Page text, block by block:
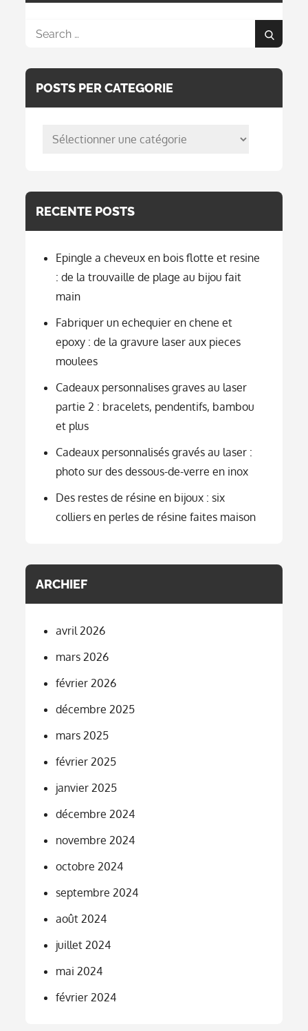
Search
Search
POSTS PER CATEGORIE
posts
RECENTE POSTS
Epingle a cheveux en bois flotte et resine
: de la trouvaille de plage au bijou fait
main
Fabriquer un echequier en chene et
epoxy : de la gravure laser aux pieces
moulees
Cadeaux personnalises graves au laser
partie 2 : bracelets, pendentifs, bambou
et plus
Cadeaux personnalisés gravés au laser :
photo sur des dessous-de-verre en inox
Des restes de résine en bijoux : six
colliers en perles de résine faites maison
ARCHIEF
avril 2026
mars 2026
février 2026
décembre 2025
mars 2025
février 2025
janvier 2025
décembre 2024
novembre 2024
octobre 2024
septembre 2024
août 2024
juillet 2024
mai 2024
février 2024